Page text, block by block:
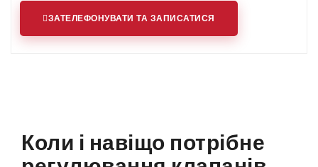
ЗАТЕЛЕФОНУВАТИ ТА ЗАПИСАТИСЯ
Коли і навіщо потрібне